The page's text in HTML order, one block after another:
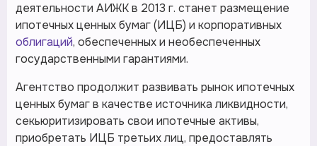
деятельности АИЖК в 2013 г. станет размещение
ипотечных ценных бумаг (ИЦБ) и корпоративных
облигаций, обеспеченных и необеспеченных
государственными гарантиями.
Агентство продолжит развивать рынок ипотечных
ценных бумаг в качестве источника ликвидности,
секьюритизировать свои ипотечные активы,
приобретать ИЦБ третьих лиц, предоставлять